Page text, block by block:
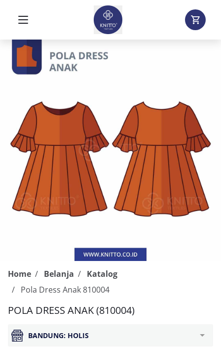
Home Belanja
Katalog
Pola Dress Anak 810004
POLA DRESS ANAK (810004)
BANDUNG: HOLIS